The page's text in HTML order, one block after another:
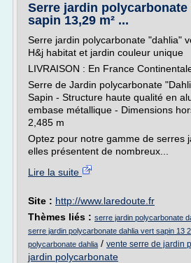
Serre jardin
sapin 13,29 m² ...
Serre jardin polycarbonate "dahlia"
H&j habitat et jardin couleur unique
LIVRAISON : En France
Serre de Jardin polycarbonate
Sapin - Structure haute qualité en
embase métallique - Dimensions
2,485 m
Optez pour notre gamme de serres
elles présentent de nombreux...
Lire la suite
Site : http://www.laredoute.fr
Thèmes liés : serre jardin polycarbonate
serre jardin polycarbonate dahlia vert sapin 13
polycarbonate dahlia / vente serre de jardin
jardin polycarbonate